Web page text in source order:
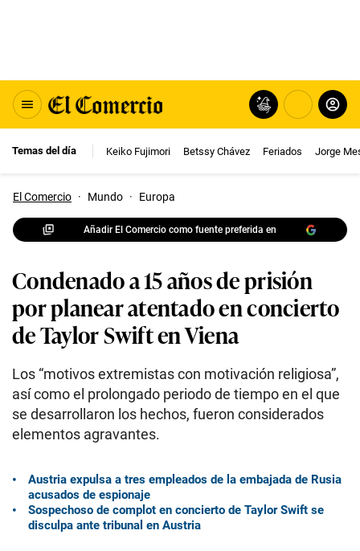
Temas del día Keiko Fujimori Betssy Chávez Feriados Jorge
El Comercio · Mundo · Europa
Añadir El Comercio como fuente preferida en
Condenado a 15 años de prisión
por planear atentado en concierto
de Taylor Swift en Viena
Los “motivos extremistas con motivación religiosa”,
así como el prolongado periodo de tiempo en el que
se desarrollaron los hechos, fueron considerados
elementos agravantes.
Austria expulsa a tres empleados de la embajada de Rusia
acusados de espionaje
Sospechoso de complot en concierto de Taylor Swift se
disculpa ante tribunal en Austria